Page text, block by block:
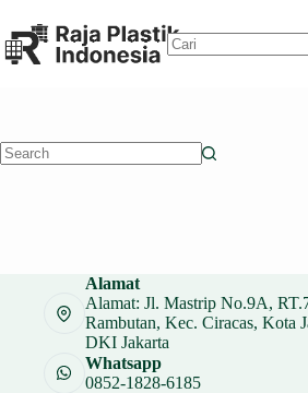
to
content
Alamat
Alamat: Jl. Mastrip No.9A,
Rambutan, Kec. Ciracas, Kota
DKI Jakarta
Whatsapp
0852-1828-6185